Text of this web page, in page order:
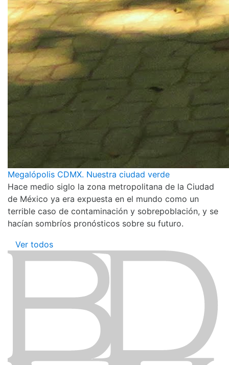
Megalópolis CDMX. Nuestra ciudad verde
Hace medio siglo la zona metropolitana de la Ciudad
de México ya era expuesta en el mundo como un
terrible caso de contaminación y sobrepoblación, y se
hacían sombríos pronósticos sobre su futuro.
Ver todos